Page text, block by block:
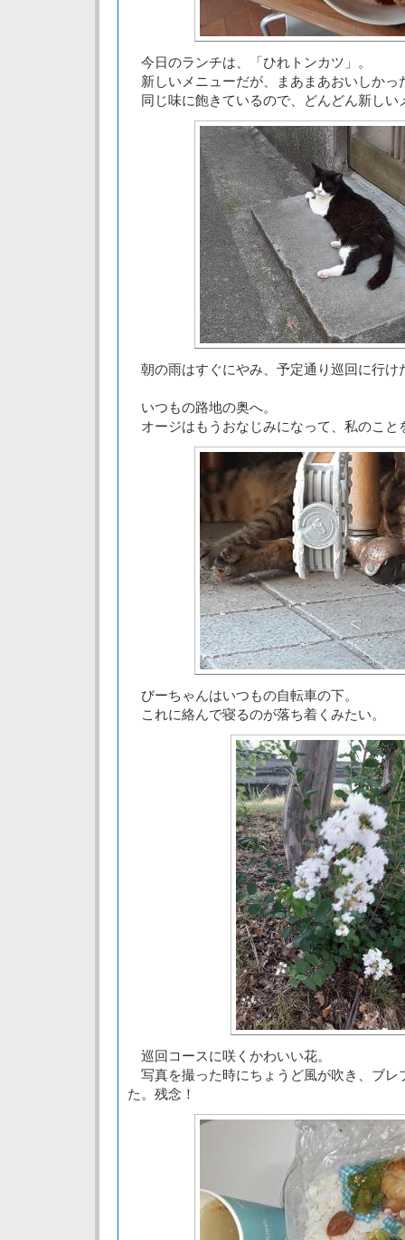
今日のランチは、「ひれトンカツ」。
新しいメニューだが、まあまあおいしかっ
同じ味に飽きているので、どんどん新しい
朝の雨はすぐにやみ、予定通り巡回に行け
いつもの路地の奥へ。
オージはもうおなじみになって、私のこと
びーちゃんはいつもの自転車の下。
これに絡んで寝るのが落ち着くみたい。
巡回コースに咲くかわいい花。
写真を撮った時にちょうど風が吹き、ブレ
た。残念！